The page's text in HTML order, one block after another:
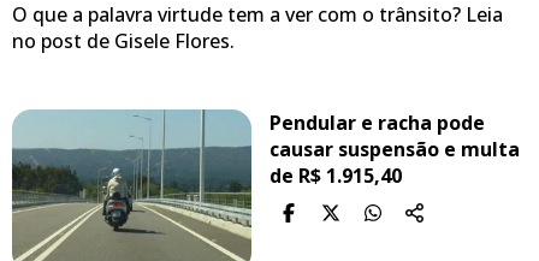
O que a palavra virtude tem a ver com o trânsito? Leia
no post de Gisele Flores.
Pendular e racha pode
causar suspensão e multa
de R$ 1.915,40